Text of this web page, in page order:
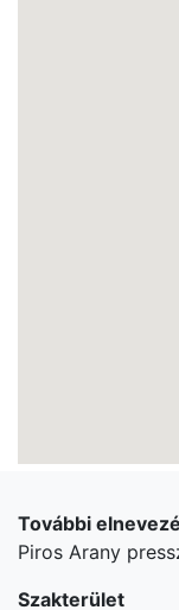
További
Piros Arany
Szakterület